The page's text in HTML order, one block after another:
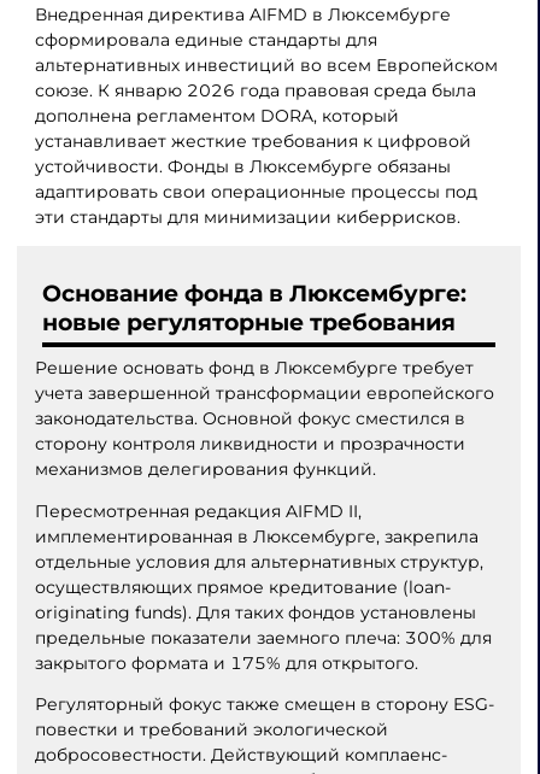
Внедренная директива AIFMD в Люксембурге
сформировала единые стандарты для
альтернативных инвестиций во всем Европейском
союзе. К январю 2026 года правовая среда была
дополнена регламентом DORA, который
устанавливает жесткие требования к цифровой
устойчивости. Фонды в Люксембурге обязаны
адаптировать свои операционные процессы под
эти стандарты для минимизации киберрисков.
Основание фонда в Люксембурге:
новые регуляторные требования
Решение основать фонд в Люксембурге требует
учета завершенной трансформации европейского
законодательства. Основной фокус сместился в
сторону контроля ликвидности и прозрачности
механизмов делегирования функций.
Пересмотренная редакция AIFMD II,
имплементированная в Люксембурге, закрепила
отдельные условия для альтернативных структур,
осуществляющих прямое кредитование (loan-
originating funds). Для таких фондов установлены
предельные показатели заемного плеча: 300% для
закрытого формата и 175% для открытого.
Регуляторный фокус также смещен в сторону ESG-
повестки и требований экологической
добросовестности. Действующий комплаенс-